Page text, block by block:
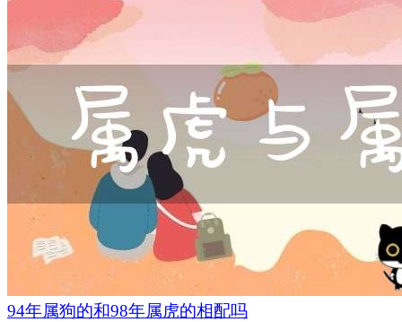
94年属狗的和98年属虎的相配吗